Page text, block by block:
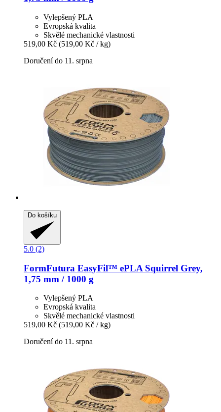
Vylepšený PLA
Evropská kvalita
Skvělé mechanické vlastnosti
519,00 Kč (519,00 Kč / kg)
Doručení do 11. srpna
Do košíku
5.0 (2)
FormFutura EasyFil™ ePLA Squirrel Grey,
1,75 mm / 1000 g
Vylepšený PLA
Evropská kvalita
Skvělé mechanické vlastnosti
519,00 Kč (519,00 Kč / kg)
Doručení do 11. srpna